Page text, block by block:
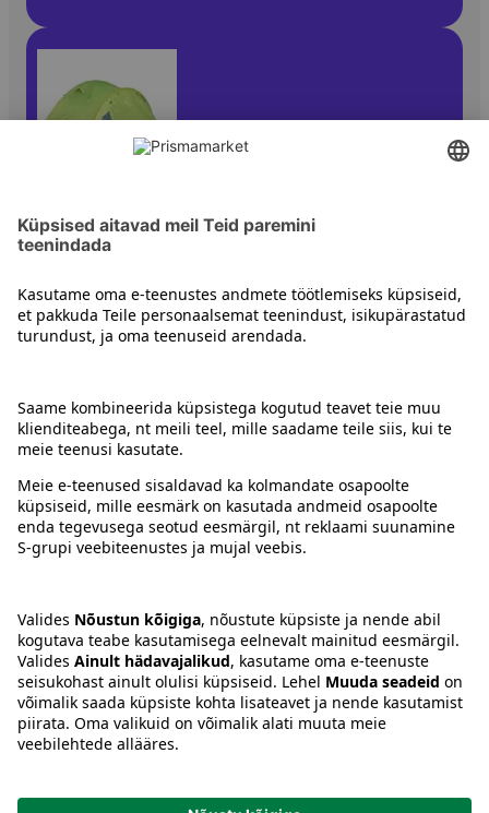
Telgid ja magamiskotid
Juhised
Tingimused
Keel:ETENRU